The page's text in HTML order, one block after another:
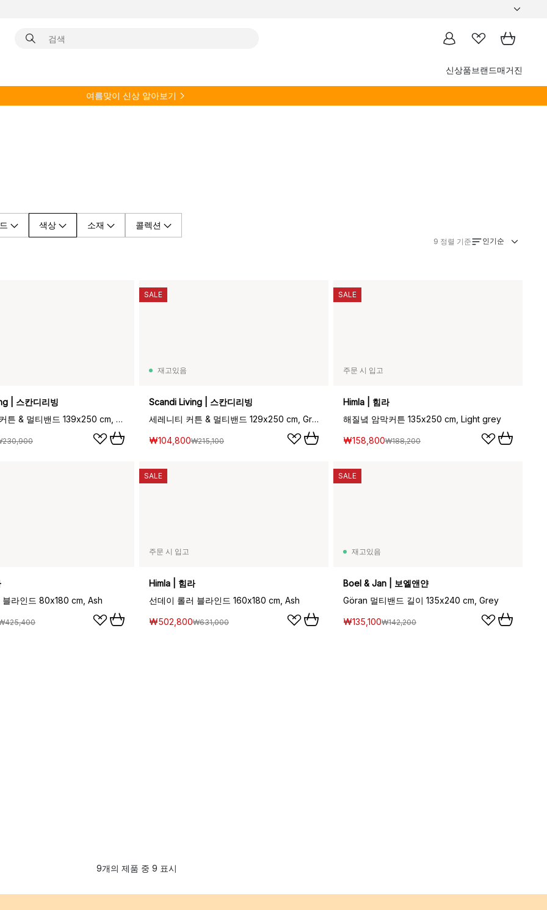
신상품브랜드매거진
여름맞이 신상 알아보기
색상 소재 콜렉션
9 정렬 기준 인기순
| 스칸디리빙
Tranquility 커튼 & 멀티밴드 139x250 cm, Greige
재고있음
Scandi Living | 스칸디리빙
세레니티 커튼 & 멀티밴드 129x250 cm, Greige
₩104,800₩215,100
SALE
주문 시 입고
Himla | 힘라
해질녘 암막커튼 135x250 cm, Light grey
₩158,800₩188,200
SALE
블라인드 80x180 cm, Ash
주문 시 입고
Himla | 힘라
선데이 롤러 블라인드 160x180 cm, Ash
₩502,800₩631,000
SALE
재고있음
Boel & Jan | 보엘앤얀
Göran 멀티밴드 길이 135x240 cm, Grey
₩135,100₩142,200
SALE
9개의 제품 중 9 표시